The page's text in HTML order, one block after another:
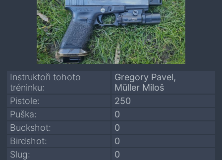
Instruktoři tohoto
tréninku:
Gregory Pavel
Müller Miloš
Pistole:
250
Puška:
0
Buckshot:
0
Birdshot:
0
Slug:
0